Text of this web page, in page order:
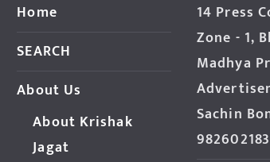
Home
SEARCH
About Us
About Krishak
Jagat
14 Press
Zone - 1,
Madhya
Sachin